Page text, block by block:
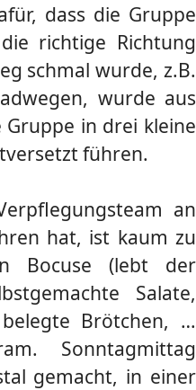
dass die Gruppe
richtige Richtung
schmal wurde, z.B.
wurde aus
in drei kleine
führen.
an
hat, ist kaum zu
Bocuse (lebt der
Salate,
Brötchen, …
Sonntagmittag
gemacht, in einer